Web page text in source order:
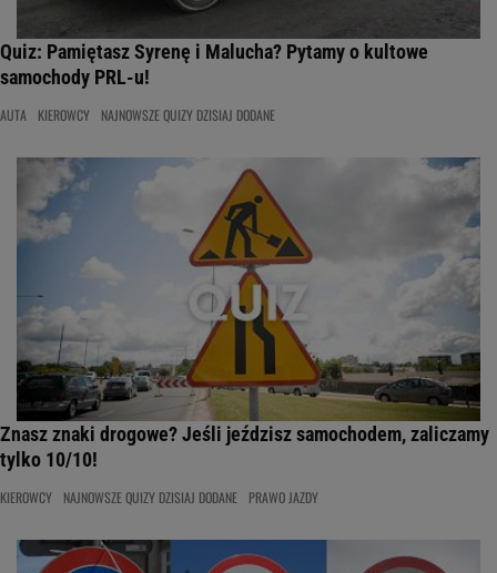
Quiz: Pamiętasz Syrenę i Malucha? Pytamy o kultowe
samochody PRL-u!
AUTA KIEROWCY NAJNOWSZE QUIZY DZISIAJ DODANE
Znasz znaki drogowe? Jeśli jeździsz samochodem, zaliczamy
tylko 10/10!
KIEROWCY NAJNOWSZE QUIZY DZISIAJ DODANE PRAWO JAZDY